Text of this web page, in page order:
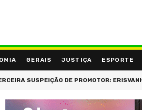
GERAIS JUSTIÇA ESPORTE
DE PROMOTOR; ERISVANHA